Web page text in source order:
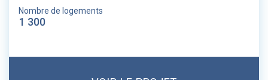
Nombre de logements
1 300